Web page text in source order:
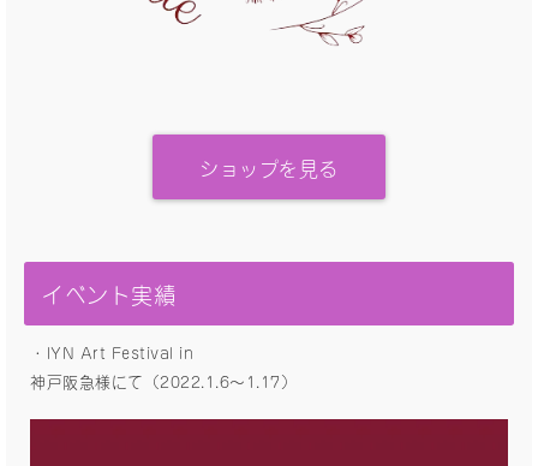
ショップを見る
イベント実績
・IYN Art Festival in
神戸阪急様にて（2022.1.6〜1.17）